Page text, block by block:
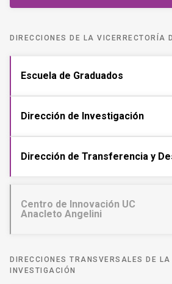
DIRECCIONES DE LA VICERRECTORÍA
Escuela de Graduados
Dirección de Investigación
Dirección de Transferencia y
Centro de Innovación UC
Anacleto Angelini
DIRECCIONES TRANSVERSALES DE
INVESTIGACIÓN